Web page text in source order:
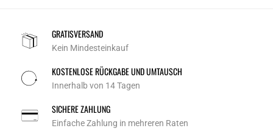
GRATISVERSAND
Kein Mindesteinkauf
KOSTENLOSE RÜCKGABE UND UMTAUSCH
Innerhalb von 14 Tagen
SICHERE ZAHLUNG
Einfache Zahlung in mehreren Raten